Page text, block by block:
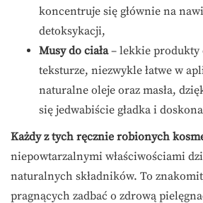
koncentruje się głównie na
detoksykacji,
Musy do ciała– lekkie produkty
teksturze, niezwykle łatwe w
naturalne oleje oraz masła,
się jedwabiście gładka i
Każdy z tych ręcznie robionych
niepowtarzalnymi właściwościami
naturalnych składników. To
pragnących zadbać o zdrową